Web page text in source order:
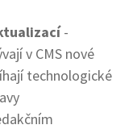
-
v CMS nové
technologické